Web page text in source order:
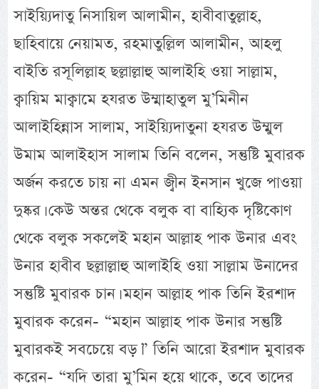
সাইয়্যিদাতু নিসায়িল আলামীন, হাবীবাতুল্লাহ,
ছাহিবায়ে নেয়ামত, রহমাতুল্লিল আলামীন, আহলু
বাইতি রসূলিল্লাহ ছল্লাল্লাহু আলাইহি ওয়া সাল্লাম,
ক্বায়িম মাক্বামে হযরত উম্মাহাতুল মু’মিনীন
আলাইহিন্নাস সালাম, সাইয়্যিদাতুনা হযরত উম্মুল
উমাম আলাইহাস সালাম তিনি বলেন, সন্তুষ্টি মুবারক
অর্জন করতে চায় না এমন জ্বীন ইনসান খুজে পাওয়া
দুষ্কর। কেউ অন্তর থেকে বলুক বা বাহ্যিক দৃষ্টিকোণ
থেকে বলুক সকলেই মহান আল্লাহ পাক উনার এবং
উনার হাবীব ছল্লাল্লাহু আলাইহি ওয়া সাল্লাম উনাদের
সন্তুষ্টি মুবারক চান। মহান আল্লাহ পাক তিনি ইরশাদ
মুবারক করেন- “মহান আল্লাহ পাক উনার সন্তুষ্টি
মুবারকই সবচেয়ে বড়।” তিনি আরো ইরশাদ মুবারক
করেন- “যদি তারা মু’মিন হয়ে থাকে, তবে তাদের